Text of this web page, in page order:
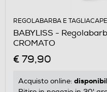
REGOLABARBA E
BABYLISS -
CROMATO
€ 79,90
Acquisto online: